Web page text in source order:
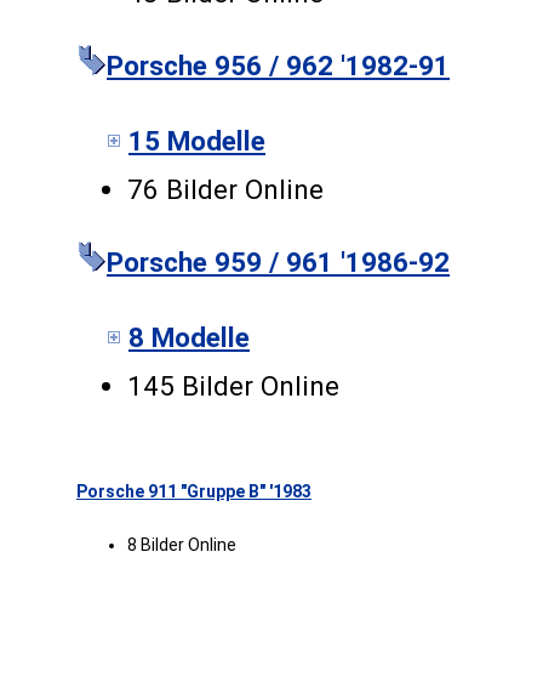
Porsche 956 / 962 '1982-91
15 Modelle
76 Bilder Online
Porsche 959 / 961 '1986-92
8 Modelle
145 Bilder Online
Porsche 911 "Gruppe B" '1983
8 Bilder Online